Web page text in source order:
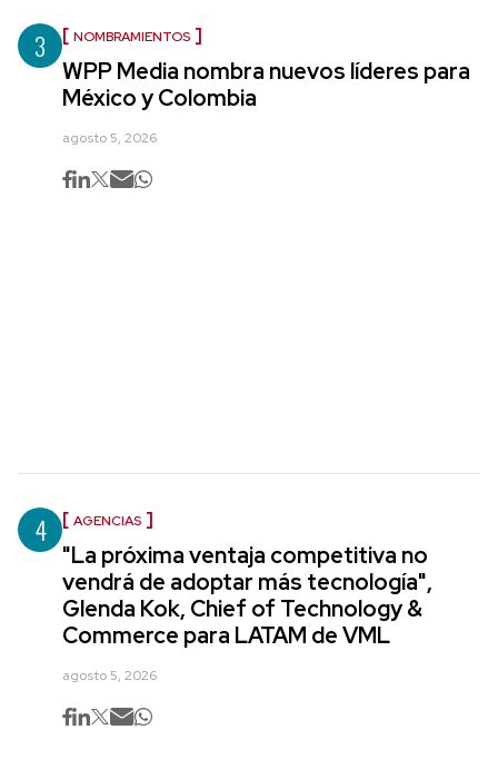
3 NOMBRAMIENTOS
WPP Media nombra nuevos líderes para
México y Colombia
agosto 5, 2026
4 AGENCIAS
"La próxima ventaja competitiva no
vendrá de adoptar más tecnología",
Glenda Kok, Chief of Technology &
Commerce para LATAM de VML
agosto 5, 2026